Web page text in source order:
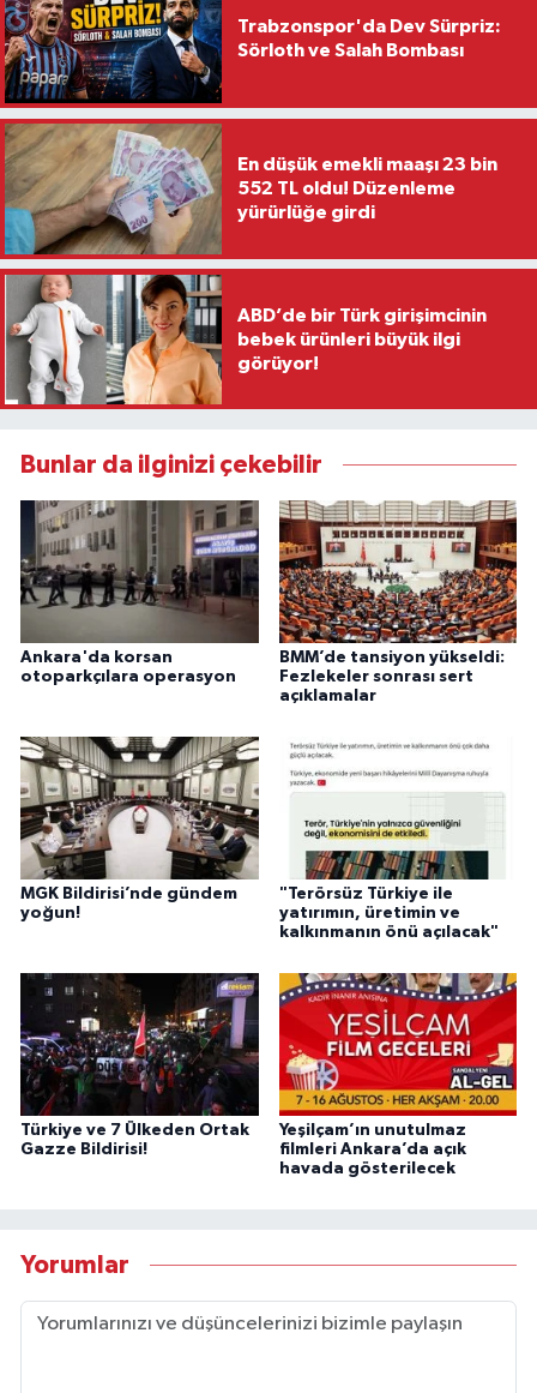
Trabzonspor'da Dev Sürpriz:
Sörloth ve Salah Bombası
En düşük emekli maaşı 23 bin
552 TL oldu! Düzenleme
yürürlüğe girdi
ABD’de bir Türk girişimcinin
bebek ürünleri büyük ilgi
görüyor!
Bunlar da ilginizi çekebilir
Ankara'da korsan
otoparkçılara operasyon
BMM’de tansiyon yükseldi:
Fezlekeler sonrası sert
açıklamalar
MGK Bildirisi’nde gündem
yoğun!
"Terörsüz Türkiye ile
yatırımın, üretimin ve
kalkınmanın önü açılacak"
Türkiye ve 7 Ülkeden Ortak
Gazze Bildirisi!
Yeşilçam’ın unutulmaz
filmleri Ankara’da açık
havada gösterilecek
Yorumlar